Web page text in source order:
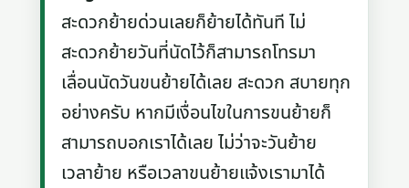
สะดวกย้ายด่วนเลยก็ย้ายได้ทันที ไม่
สะดวกย้ายวันที่นัดไว้ก็สามารถโทรมา
เลื่อนนัดวันขนย้ายได้เลย สะดวก สบายทุก
อย่างครับ หากมีเงื่อนไขในการขนย้ายก็
สามารถบอกเราได้เลย ไม่ว่าจะวันย้าย
เวลาย้าย หรือเวลาขนย้ายแจ้งเรามาได้